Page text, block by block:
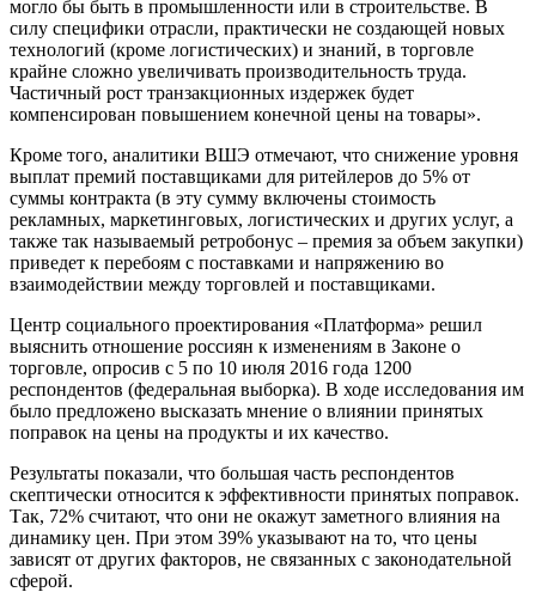
могло бы быть в промышленности или в строительстве. В
силу специфики отрасли, практически не создающей новых
технологий (кроме логистических) и знаний, в торговле
крайне сложно увеличивать производительность труда.
Частичный рост транзакционных издержек будет
компенсирован повышением конечной цены на товары».
Кроме того, аналитики ВШЭ отмечают, что снижение уровня
выплат премий поставщиками для ритейлеров до 5% от
суммы контракта (в эту сумму включены стоимость
рекламных, маркетинговых, логистических и других услуг, а
также так называемый ретробонус – премия за объем закупки)
приведет к перебоям с поставками и напряжению во
взаимодействии между торговлей и поставщиками.
Центр социального проектирования «Платформа» решил
выяснить отношение россиян к изменениям в Законе о
торговле, опросив с 5 по 10 июля 2016 года 1200
респондентов (федеральная выборка). В ходе исследования им
было предложено высказать мнение о влиянии принятых
поправок на цены на продукты и их качество.
Результаты показали, что большая часть респондентов
скептически относится к эффективности принятых поправок.
Так, 72% считают, что они не окажут заметного влияния на
динамику цен. При этом 39% указывают на то, что цены
зависят от других факторов, не связанных с законодательной
сферой.